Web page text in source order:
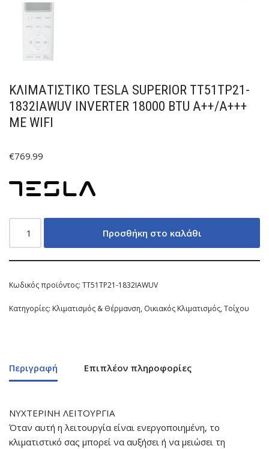
ΚΛΙΜΑΤΙΣΤΙΚΟ TESLA SUPERIOR TT51TP21-
1832IAWUV INVERTER 18000 BTU A++/A+++
ΜΕ WIFI
€769.99
Προσθήκη στο καλάθι
Κωδικός προϊόντος: TT51TP21-1832IAWUV
Κατηγορίες: Κλιματισμός & Θέρμανση, Οικιακός Κλιματισμός,Τοίχου
Περιγραφή Επιπλέον πληροφορίες
ΝΥΧΤΕΡΙΝΗ ΛΕΙΤΟΥΡΓΙΑ
Όταν αυτή η λειτουργία είναι ενεργοποιημένη, το
κλιματιστικό σας μπορεί να αυξήσει ή να μειώσει τη